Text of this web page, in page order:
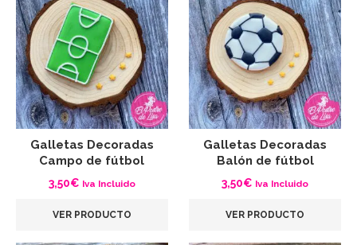
Galletas Decoradas
Campo de fútbol
3,50€ Iva Incluido
VER PRODUCTO
Galletas Decoradas
Balón de fútbol
3,50€ Iva Incluido
VER PRODUCTO